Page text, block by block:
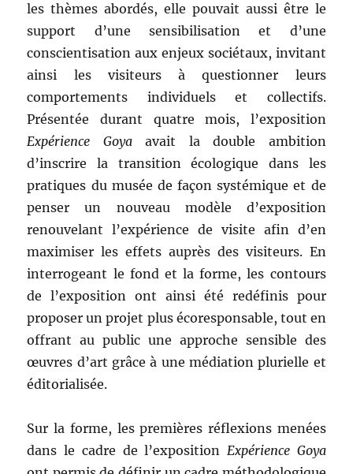
les thèmes abordés, elle pouvait aussi être le
support d’une sensibilisation et d’une
conscientisation aux enjeux sociétaux, invitant
ainsi les visiteurs à questionner leurs
comportements individuels et collectifs.
Présentée durant quatre mois, l’exposition
Expérience Goyaavait la double ambition
d’inscrire la transition écologique dans les
pratiques du musée de façon systémique et de
penser un nouveau modèle d’exposition
renouvelant l’expérience de visite afin d’en
maximiser les effets auprès des visiteurs. En
interrogeant le fond et la forme, les contours
de l’exposition ont ainsi été redéfinis pour
proposer un projet plus écoresponsable, tout en
offrant au public une approche sensible des
œuvres d’art grâce à une médiation plurielle et
éditorialisée.
Sur la forme, les premières réflexions menées
dans le cadre de l’exposition Expérience Goya